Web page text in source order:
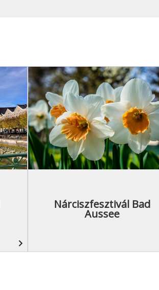
navigate_next
Nárciszfesztivál Bad
Aussee